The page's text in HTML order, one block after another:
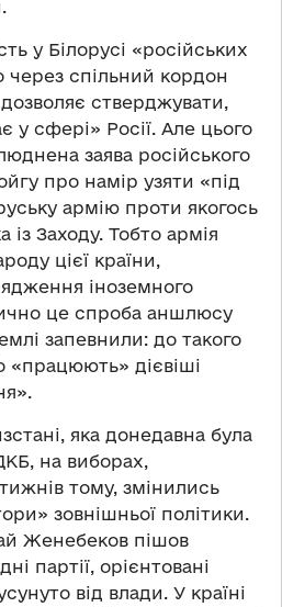
у Білорусі «російських
через спільний кордон
стверджувати,
у сфері» Росії. Але цього
заява російського
про намір узяти «під
армію проти якогось
із Заходу. Тобто армія
цієї країни,
іноземного
це спроба аншлюсу
запевнили: до такого
«працюють» дієвіші
яка донедавна була
на виборах,
тому, змінились
зовнішньої політики.
Женебеков пішов
партії, орієнтовані
від влади. У країні